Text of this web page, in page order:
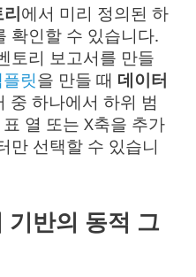
에서 미리 정의된 하
확인할 수 있습니다.
토리 보고서를 만들
릿을 만들 때 데이터
중 하나에서 하위 범
열 또는 X축을 추가
만 선택할 수 있습니
기반의 동적 그